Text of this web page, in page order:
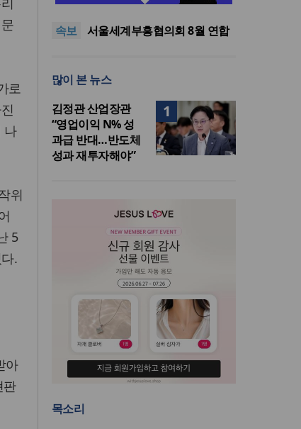
로
나
위
5
.
아
판
속보
중단하라”
서울세계부흥협의회 8월 연합
협력
다 먼저 일본이 있었습니다”
“기도로 시작한 스틸 美 대사,
한미동맹의 가교 되어주길”
많이 본 뉴스
1
김정관 산업장관
“영업이익 N% 성
과급 반대…반도체
성과 재투자해야”
목소리